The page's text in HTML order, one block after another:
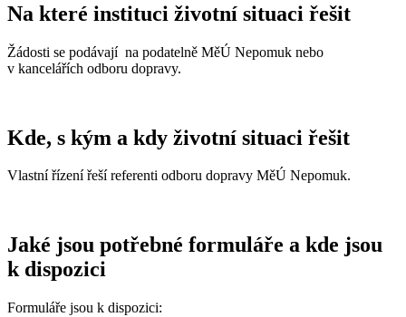
Na které instituci životní situaci řešit
Žádosti se podávají na podatelně MěÚ Nepomuk nebo
v kancelářích odboru dopravy.
Kde, s kým a kdy životní situaci řešit
Vlastní řízení řeší referenti odboru dopravy MěÚ Nepomuk.
Jaké jsou potřebné formuláře a kde jsou
k dispozici
Formuláře jsou k dispozici: